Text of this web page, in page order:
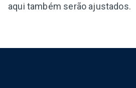
aqui também serão ajustados.